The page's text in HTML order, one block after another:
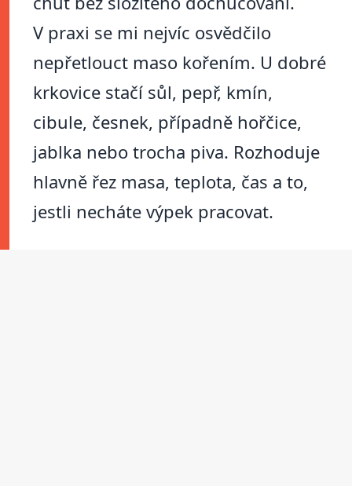
V praxi se mi nejvíc osvědčilo
nepřetlouct maso kořením. U dobré
krkovice stačí sůl, pepř, kmín,
cibule, česnek, případně hořčice,
jablka nebo trocha piva. Rozhoduje
hlavně řez masa, teplota, čas a to,
jestli necháte výpek pracovat.